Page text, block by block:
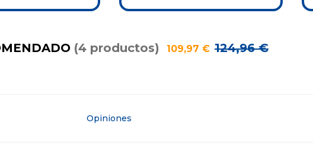
(4 productos) 109,97 € 124,96 €
Opiniones